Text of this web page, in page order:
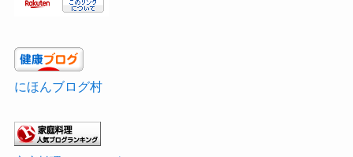
にほんブログ村